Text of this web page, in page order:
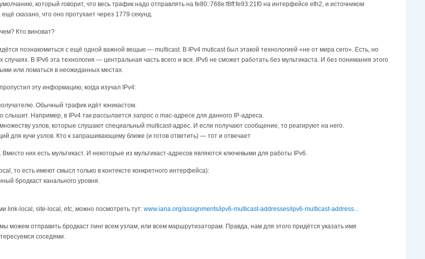
который говорит, что весь трафик надо отправлять на fe80::768e:f8ff:fe93:21f0 на интерфейсе eth2, и источником
сказано, что оно протухает через 1779 секунд.
Кто виноват?
познакомиться с ещё одной важной вещью — multicast. В IPv4 muticast был этакой технологией «не от мира сего». Есть, но
случаях. В IPv6 эта технология — центральная часть всего и вся. IPv6 не сможет работать без мультикаста. И без понимания этого
или ломаться в неожиданных местах.
эту информацию, когда изучал IPv4:
Обычный трафик идёт юникастом.
слышит. Например, в IPv4 так рассылается запрос о mac-адресе для данного IP-адреса.
узлов, которые слушают специальный multicast-адрес. И если получают сообщение, то реагируют на него.
для кучи узлов. Кто к запрашивающему ближе (и готов ответить) — тот и отвечает
них есть мультикаст. И некоторые из мультикаст-адресов являются ключевыми для работы IPv6.
то есть имеют смысл только в контексте конкретного интерфейса):
бродкаст канального уровня.
link-local, site-local, etc, можно посмотреть тут: www.iana.org/assignments/ipv6-multicast-addresses/ipv6-multicast-address...
можем отправить бродкаст пинг всем узлам, или всем маршрутизаторам. Правда, нам для этого придётся указать имя
cоседями.